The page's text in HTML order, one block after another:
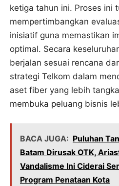
ketiga tahun ini. Proses ini
mempertimbangkan
inisiatif guna memastikan
optimal. Secara
berjalan sesuai rencana
strategi Telkom dalam
aset fiber yang lebih
membuka peluang bisnis
BACA JUGA: Puluhan
Batam Dirusak OTK,
Vandalisme Ini Ciderai
Program Penataan Kota